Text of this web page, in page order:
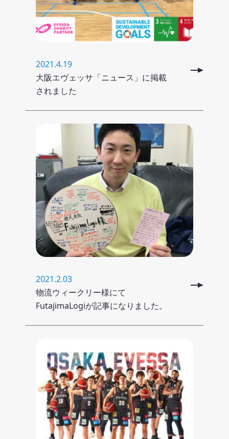
2021.4.19
大阪エヴェッサ「ニュース」に掲載
されました
2021.2.03
物流ウィークリー様にて
FutajimaLogiが記事になりました。